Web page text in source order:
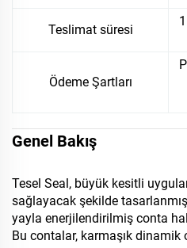
Teslimat süresi
Ödeme Şartları
Genel Bakış
Tesel Seal, büyük kesitli
sağlayacak şekilde
yayla enerjilendirilmiş conta
Bu contalar, karmaşık